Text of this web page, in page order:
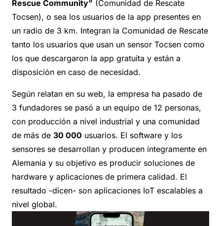
Rescue Community” (Comunidad de Rescate
Tocsen), o sea los usuarios de la app presentes en
un radio de 3 km. Integran la Comunidad de Rescate
tanto los usuarios que usan un sensor Tocsen como
los que descargaron la app gratuita y están a
disposición en caso de necesidad.
Según relatan en su web, la empresa ha pasado de
3 fundadores se pasó a un equipo de 12 personas,
con producción a nivel industrial y una comunidad
de más de 30 000 usuarios. El software y los
sensores se desarrollan y producen íntegramente en
Alemania y su objetivo es producir soluciones de
hardware y aplicaciones de primera calidad. El
resultado -dicen- son aplicaciones IoT escalables a
nivel global.